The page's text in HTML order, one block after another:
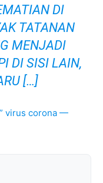
DI
TATANAN
MENJADI
DI SISI LAIN,
[…]
virus corona —